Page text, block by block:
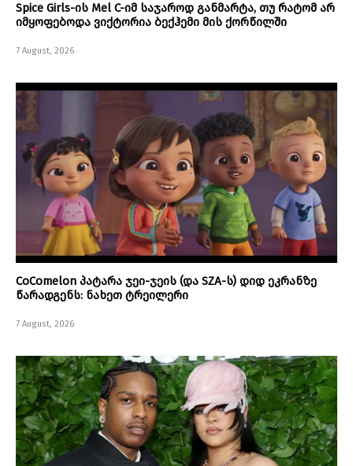
Spice Girls-ის Mel C-იმ საჯაროდ განმარტა, თუ რატომ არ
იმყოფებოდა ვიქტორია ბექჰემი მის ქორწილში
7 August, 2026
CoComelon პატარა ჯეი-ჯეის (და SZA-ს) დიდ ეკრანზე
წარადგენს: ნახეთ ტრეილერი
7 August, 2026